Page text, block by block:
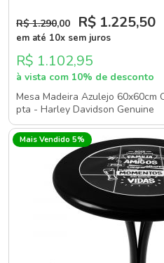
R$ 1.290,00 R$ 1.225,50
em até 10x sem juros
R$ 1.102,95
à vista com 10% de desconto
Mesa Madeira Azulejo 60x60cm
pta - Harley Davidson Genuine
Mais Vendido 5%